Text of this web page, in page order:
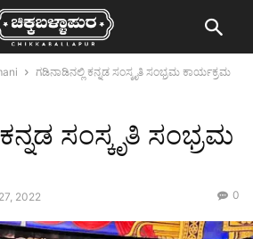
ಗಡಿನಾಡಿನಲ್ಲಿ ಕನ್ನಡ ಸಂಸ್ಕೃತಿ ಸಂಭ್ರಮ ಕಾರ್ಯಕ್ರಮ
ಸಂಸ್ಕೃತಿ ಸಂಭ್ರಮ
2022 0